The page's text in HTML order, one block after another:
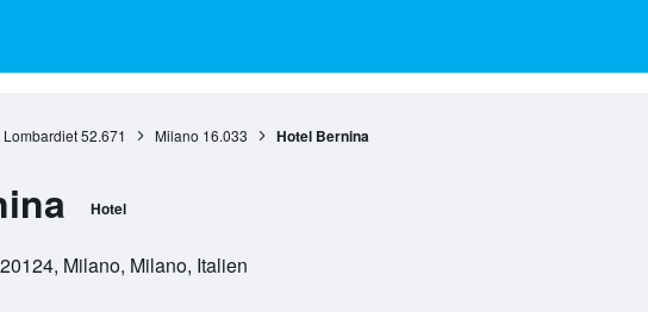
Lombardiet 52.671 Milano 16.033 Hotel Bernina
Hotel
Milano, Milano, Italien